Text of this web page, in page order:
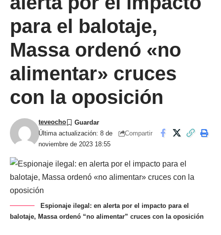
para el balotaje,
Massa ordenó «no
alimentar» cruces
con la oposición
Última actualización: 8 de
noviembre de 2023 18:55
teveocho
Compartir
Espionaje ilegal: en alerta por el impacto para el
balotaje, Massa ordenó “no alimentar” cruces con la oposición